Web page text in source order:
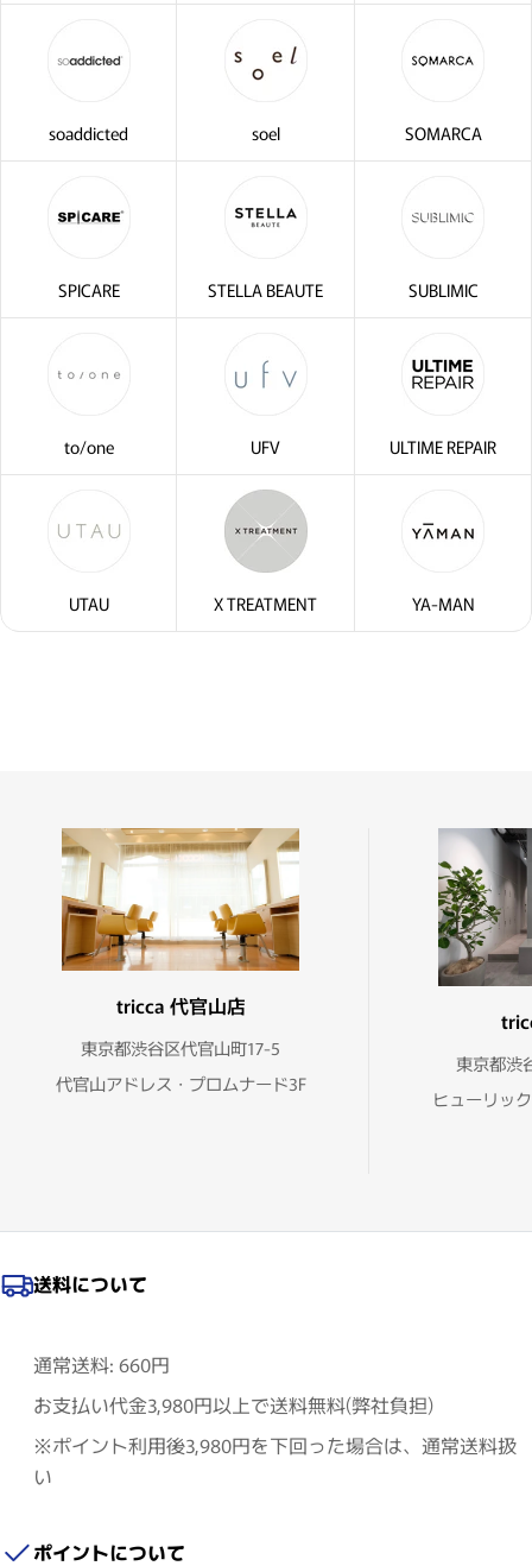
soaddicted soel SOMARCA
SPICARE STELLA BEAUTE SUBLIMIC
to/one UFV ULTIME REPAIR
UTAU X TREATMENT YA-MAN
tricca 代官山店
東京都渋谷区代官山町17-5
代官山アドレス・プロムナード3F
東京都渋
ヒューリッ
送料について
通常送料: 660円
お支払い代金3,980円以上で送料無料(弊社負担)
※ポイント利用後3,980円を下回った場合は、通常送料扱
い
ポイントについて